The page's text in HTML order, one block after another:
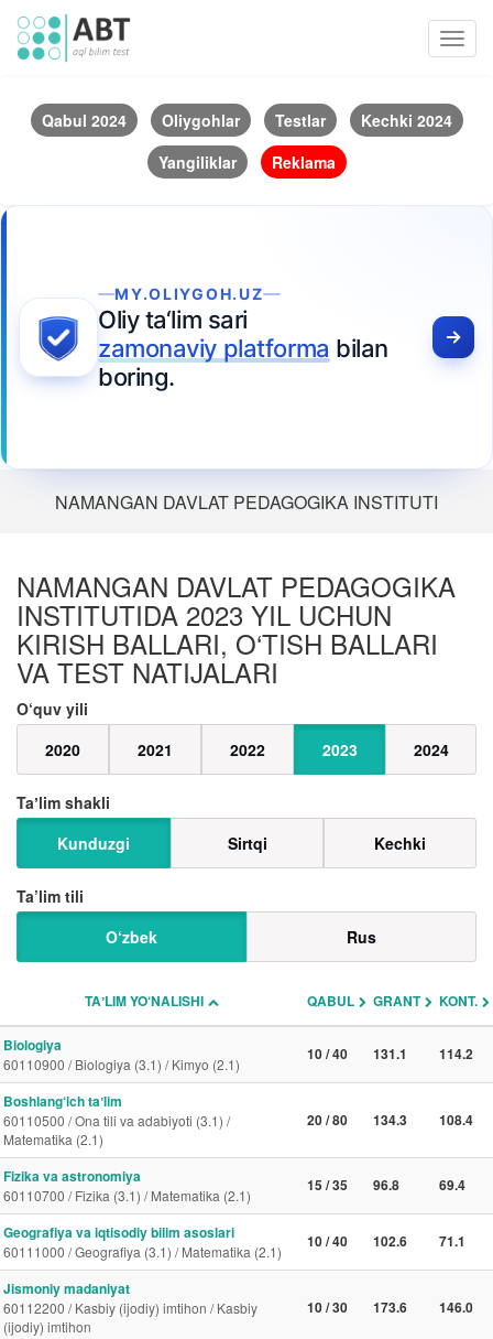
Qabul 2024 Oliygohlar Testlar
Kechki 2024
Yangiliklar
Reklama
MY.OLIYGOH.UZ
Oliy ta‘lim sari
zamonaviy platforma bilan
boring.
NAMANGAN DAVLAT PEDAGOGIKA INSTITUTI
NAMANGAN DAVLAT PEDAGOGIKA
INSTITUTIDA 2023 YIL UCHUN
KIRISH BALLARI, O‘TISH BALLARI
VA TEST NATIJALARI
O‘quv yili
2020
2021 2022 2023 2024
Taʼlim shakli
Kunduzgi
Sirtqi Kechki
Ta’lim tili
O‘zbek
Rus
TAʼLIM YO‘NALISHI QABUL GRANT KONT.
Biologiya
60110900 / Biologiya (3.1) / Kimyo (2.1)
10 / 40 131.1 114.2
Boshlang‘ich taʼlim
60110500 / Ona tili va adabiyoti (3.1) /
Matematika (2.1)
20 / 80 134.3 108.4
Fizika va astronomiya
60110700 / Fizika (3.1) / Matematika (2.1)
15 / 35 96.8 69.4
Geografiya va iqtisodiy bilim asoslari
60111000 / Geografiya (3.1) / Matematika (2.1)
10 / 40 102.6 71.1
Jismoniy madaniyat
60112200 / Kasbiy (ijodiy) imtihon / Kasbiy
(ijodiy) imtihon
10 / 30 173.6 146.0